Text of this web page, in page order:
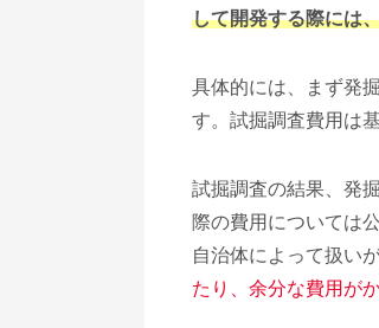
して開発する際には
具体的には、まず発
す。試掘調査費用は
試掘調査の結果、発
際の費用については
自治体によって扱い
たり、余分な費用が